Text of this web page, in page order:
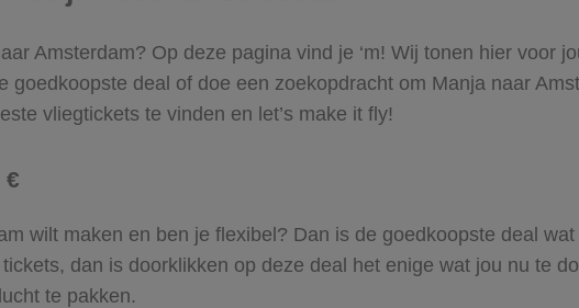
Amsterdam? Op deze pagina vind je ‘m! Wij tonen hier voor
deal of doe een zoekopdracht om Manja naar
vliegtickets te vinden en let’s make it fly!
€
wilt maken en ben je flexibel? Dan is de goedkoopste deal
dan is doorklikken op deze deal het enige wat jou nu te
te pakken.